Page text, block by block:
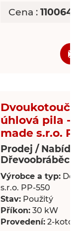
Cena :
úhlová pila -
made s.r.o.
Prodej /
Dřevoobráběcí
Výrobce a typ:
s.r.o. PP-550
Stav: Použitý
Příkon: 30 kW
Provedení: 2-